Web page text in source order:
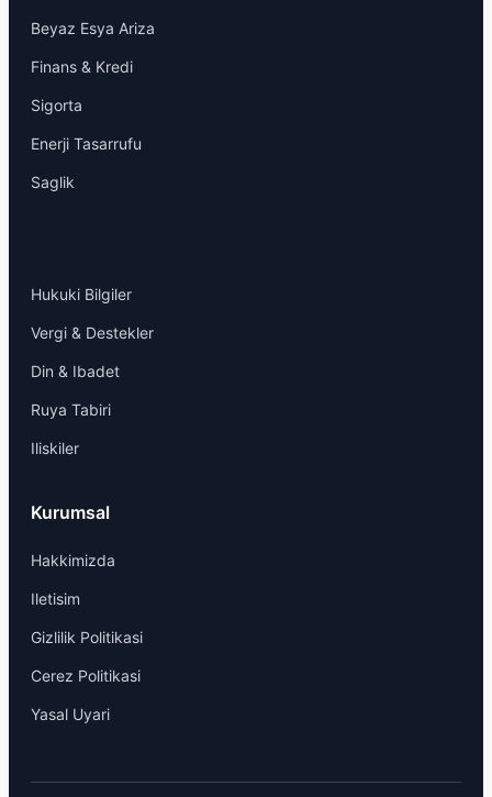
Beyaz Esya Ariza
Finans & Kredi
Sigorta
Enerji Tasarrufu
Saglik
Hukuki Bilgiler
Vergi & Destekler
Din & Ibadet
Ruya Tabiri
Iliskiler
Kurumsal
Hakkimizda
Iletisim
Gizlilik Politikasi
Cerez Politikasi
Yasal Uyari